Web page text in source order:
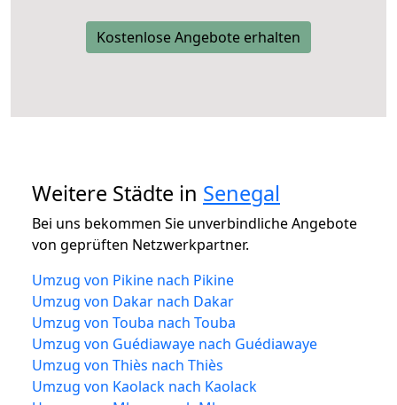
Kostenlose Angebote erhalten
Weitere Städte in Senegal
Bei uns bekommen Sie unverbindliche Angebote
von geprüften Netzwerkpartner.
Umzug von Pikine nach Pikine
Umzug von Dakar nach Dakar
Umzug von Touba nach Touba
Umzug von Guédiawaye nach Guédiawaye
Umzug von Thiès nach Thiès
Umzug von Kaolack nach Kaolack